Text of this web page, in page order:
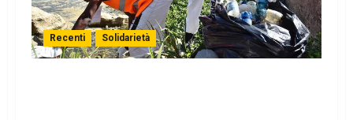
Recenti Solidarietà